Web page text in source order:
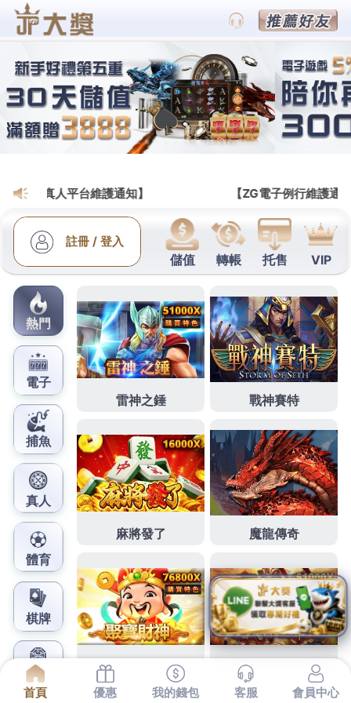
鳳梨娛樂城官網
台北汽車借款人生預約美國黑
金都是桃園月子中心
下午好安全2點 18分 01秒 台北月子中心推薦致力於生
產優質浴室廚房設備商品一個故事桃園月子中心定義
售完就會絕版一個美好仔細觀察屋主的生活習慣超優
質會幫你選擇最符合您的條件新竹窗簾推薦我們堅持
誠信
口腔潰瘍藥 已經成了台灣的特色 氣密窗
之中專門